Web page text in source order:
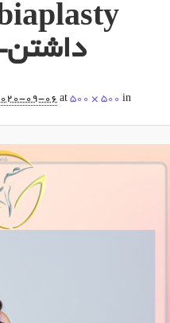
09-06 at 500 × 500 in